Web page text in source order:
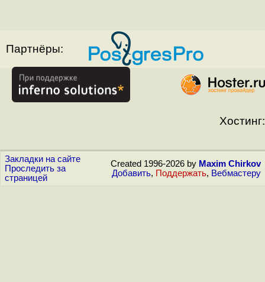
Партнёры:
Хостинг:
Закладки на сайте
Проследить за
страницей
Created 1996-2026 by Maxim Chirkov
Добавить, Поддержать, Вебмастеру